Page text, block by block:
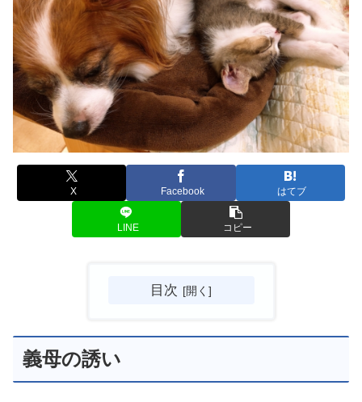
X Facebook はてブ
LINE コピー
目次
義母の誘い